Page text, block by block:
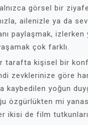
görsel bir
ailenizle ya da
paylaşmak, izlerken
çok farklı.
tarafta kişisel bir
zevklerinize göre
kaybedilen yoğun
özgürlükten mi
ikisi de film